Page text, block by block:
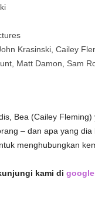
Krasinski, Cailey
Matt Damon, Sam
Bea (Cailey
– dan apa yang
menghubungkan
kami di